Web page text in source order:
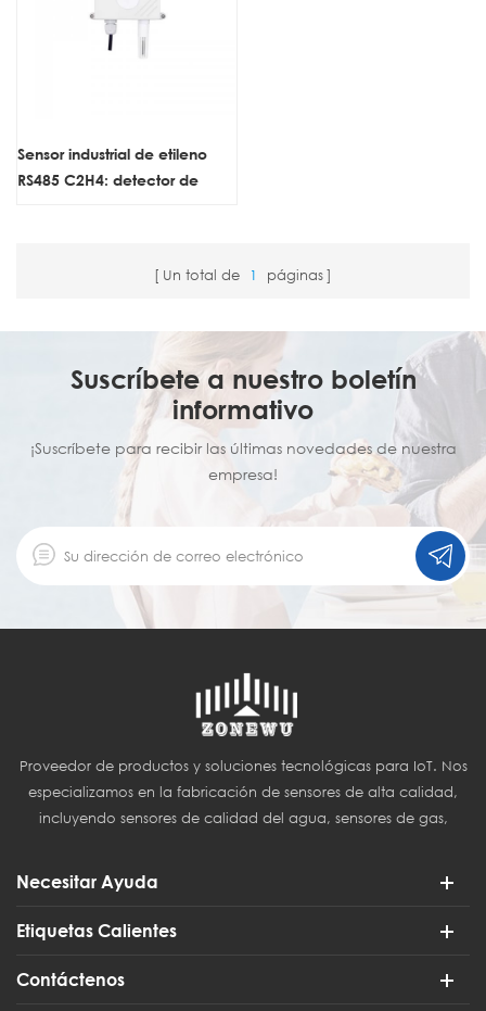
Sensor industrial de etileno
RS485 C2H4: detector de
Un total de 1 páginas
Suscríbete a nuestro boletín
informativo
¡Suscríbete para recibir las últimas novedades de nuestra
empresa!
Proveedor de productos y soluciones tecnológicas para IoT. Nos
especializamos en la fabricación de sensores de alta calidad,
incluyendo sensores de calidad del agua, sensores de gas,
Necesitar Ayuda
Etiquetas Calientes
Contáctenos